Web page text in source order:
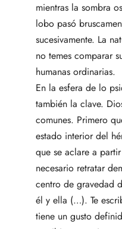
mientras la sombra
lobo pasó
sucesivamente. La
no temes comparar
humanas ordinarias.
En la esfera de lo
también la clave.
comunes. Primero
estado interior del
que se aclare a
necesario retratar
centro de gravedad
él y ella (…). Te
tiene un gusto